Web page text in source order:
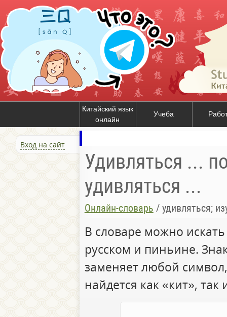
Китайский язык
онлайн
Учеба
Вход на сайт
Удивляться ...
удивляться ...
Онлайн-словарь / удивляться;
В словаре можно
русском и пиньине.
заменяет любой
найдется как «кит», так